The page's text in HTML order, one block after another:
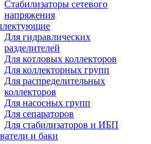
Стабилизаторы сетевого
напряжения
Для гидравлических
разделителей
Для котловых коллекторов
Для коллекторных групп
Для распределительных
коллекторов
Для насосных групп
Для сепараторов
Для стабилизаторов и ИБП
и баки